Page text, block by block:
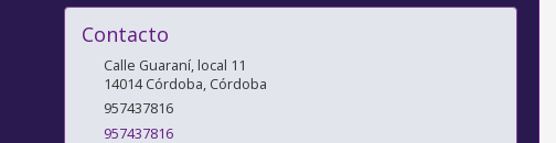
Contacto
Calle Guaraní, local 11
14014 Córdoba, Córdoba
957437816
957437816